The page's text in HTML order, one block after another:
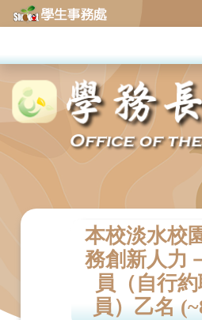
本校淡水校
務創新人力
員（自行
員）乙名